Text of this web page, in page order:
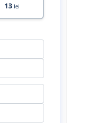
13 lei